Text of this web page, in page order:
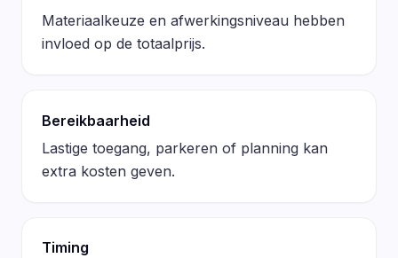
Materiaalkeuze en afwerkingsniveau hebben
invloed op de totaalprijs.
Bereikbaarheid
Lastige toegang, parkeren of planning kan
extra kosten geven.
Timing